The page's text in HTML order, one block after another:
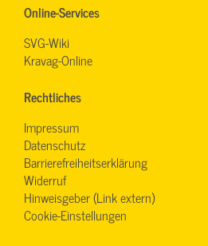
Online-Services
SVG-Wiki
Kravag-Online
Rechtliches
Impressum
Datenschutz
Barrierefreiheitserklärung
Widerruf
Hinweisgeber (Link extern)
Cookie-Einstellungen